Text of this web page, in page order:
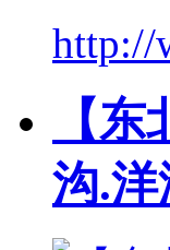
http://
【
沟.